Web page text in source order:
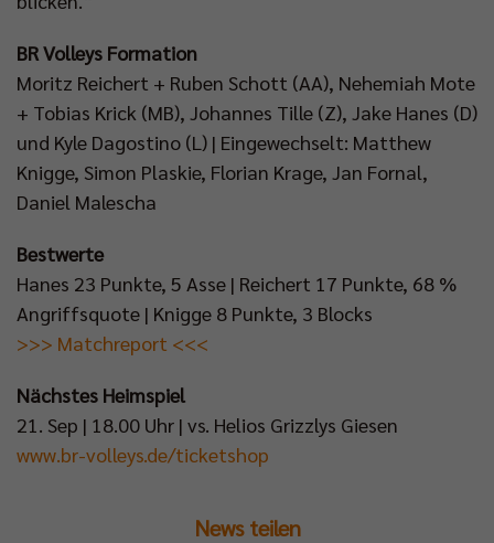
BR Volleys Formation
Moritz Reichert + Ruben Schott (AA), Nehemiah Mote
+ Tobias Krick (MB), Johannes Tille (Z), Jake Hanes (D)
und Kyle Dagostino (L) | Eingewechselt: Matthew
Knigge, Simon Plaskie, Florian Krage, Jan Fornal,
Daniel Malescha
Bestwerte
Hanes 23 Punkte, 5 Asse | Reichert 17 Punkte, 68 %
Angriffsquote | Knigge 8 Punkte, 3 Blocks
>>> Matchreport <<<
Nächstes Heimspiel
21. Sep | 18.00 Uhr | vs. Helios Grizzlys Giesen
www.br-volleys.de/ticketshop
News teilen